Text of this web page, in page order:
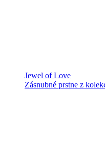
Jewel of Love
Zásnubné prstne z